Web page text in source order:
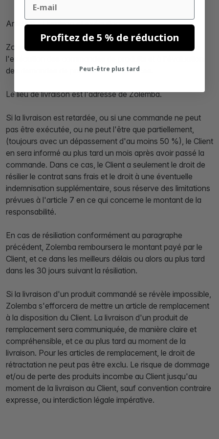
Article 8 - Livraison et exécution
Zolemba apportera le plus grand soin à la réception et à
l'exécution des commandes de produits et à l'évaluation
des demandes de prestations de services.
Le lieu de livraison est l'adresse de Zolemba.
Si la livraison est retardée, ou si une commande ne peut
pas être exécutée, ou ne peut l'être que partiellement,
(toujours avec un dépassement d'au moins 50 %), le Client
en sera informé au plus tard un mois après avoir passé la
commande. Dans ce cas, le Client a seulement le droit de
résilier le contrat sans frais et le droit à une éventuelle
indemnisation supplémentaire, sous réserve des limitations
prévues à l'article 7 en ce qui concerne le montant de la
responsabilité.
En cas de résiliation conformément au paragraphe
précédent, Zolemba remboursera le montant payé par le
Client, et ce dans les meilleurs délais ou alors au plus tard
dans les 30 jours suivant la résiliation.
Si la livraison d'un produit commandé se révèle impossible,
Zolemba s'efforcera de mettre un article de remplacement
à la disposition du Client. La livraison d'un produit de
remplacement sera communiquée, de manière claire et
compréhensible, et ce au plus tard au moment de la
livraison. Pour les articles de remplacement, le droit de
rétractation ne peut pas être exclu. Le risque de dommage
et/ou de perte des produits incombe au Client jusqu'au
moment de la livraison au Client, sauf convention contraire
expresse, ou interdiction légale impérative.
Profitez de 5 % de réduction
Peut-être plus tard